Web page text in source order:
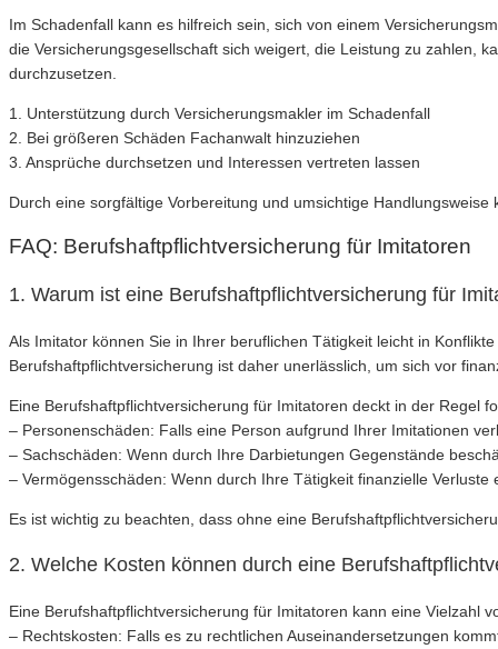
Im Schadenfall kann es hilfreich sein, sich von einem
die Versicherungsgesellschaft sich weigert, die Leistung zu zahlen,
durchzusetzen.
1. Unterstützung durch Versicherungsmakler im Schadenfall
2. Bei größeren Schäden Fachanwalt hinzuziehen
3. Ansprüche durchsetzen und Interessen vertreten lassen
Durch eine sorgfältige Vorbereitung und umsichtige
FAQ: Berufshaftpflichtversicherung für Imitatoren
1. Warum ist eine Berufshaftpflichtversicherung für
Als Imitator können Sie in Ihrer beruflichen Tätigkeit leicht in
Berufshaftpflichtversicherung ist daher unerlässlich, um sich vor
Eine Berufshaftpflichtversicherung für Imitatoren deckt in der Regel
– Personenschäden: Falls eine Person aufgrund Ihrer Imitationen
– Sachschäden: Wenn durch Ihre Darbietungen Gegenstände
– Vermögensschäden: Wenn durch Ihre Tätigkeit finanzielle Verluste
Es ist wichtig zu beachten, dass ohne eine
2. Welche Kosten können durch eine
Eine Berufshaftpflichtversicherung für Imitatoren kann eine Vielzahl
– Rechtskosten: Falls es zu rechtlichen Auseinandersetzungen